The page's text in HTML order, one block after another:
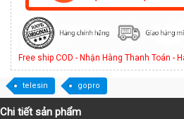
Free ship COD - Nhận Hàng Thanh Toán -
telesin gopro
Chi tiết sản phẩm